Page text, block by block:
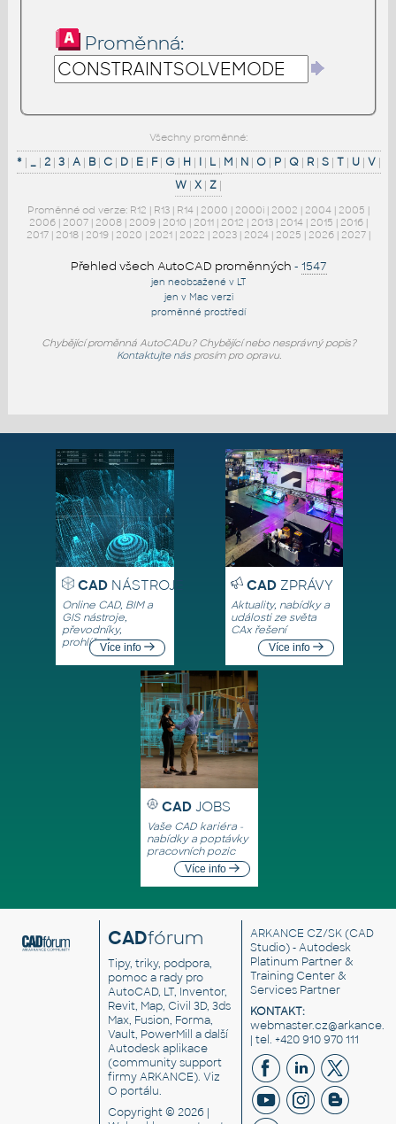
Proměnná:
Všechny proměnné:
*| _| 2| 3| A| B| C| D| E| F| G| H | I| L| M| N| O| P| Q| R| S| T| U| V|
W | X | Z |
Proměnné od verze: R12 | R13 | R14 | 2000 | 2000i | 2002 | 2004 | 2005 |
2006 | 2007 | 2008 | 2009 | 2010 | 2011 | 2012 | 2013 | 2014 | 2015 | 2016 |
2017 | 2018 | 2019 | 2020 | 2021 | 2022 | 2023 | 2024 | 2025 | 2026 | 2027 |
Přehled všech AutoCAD proměnných - 1547
jen neobsažené v LT
jen v Mac verzi
proměnné prostředí
Chybějící proměnná AutoCADu? Chybějící nebo nesprávný popis?
Kontaktujte násprosím pro opravu.
CADNÁSTROJE
Online CAD, BIM a
GIS nástroje,
převodníky,
prohlížečeVíce info
CADZPRÁVY
Aktuality, nabídky a
události ze světa
CAx řešení
Více info
CAD JOBS
Vaše CAD kariéra -
nabídky a poptávky
pracovních pozic
Více info
CADfórum
Tipy, triky, podpora,
pomoc a rady pro
AutoCAD, LT, Inventor,
Revit, Map, Civil 3D, 3ds
Max, Fusion, Forma,
Vault, PowerMill a další
Autodesk aplikace
(community support
firmy ARKANCE). Viz
O portálu.
Copyright © 2026 |
ARKANCE CZ/SK(CAD
Studio) - Autodesk
Platinum Partner &
Training Center &
Services Partner
KONTAKT:
| tel. +420 910 970 111